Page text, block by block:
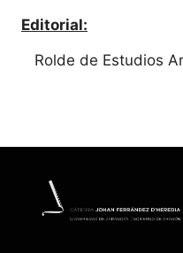
Editorial:
Rolde de Estudios